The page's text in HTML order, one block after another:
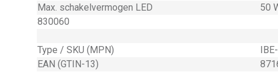
Max. schakelvermogen LED
50
830060
Type / SKU (MPN)
EAN (GTIN-13)